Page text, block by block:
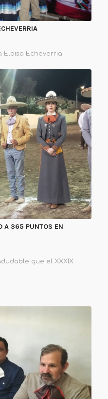
Eloisa Echeverria
A 365 PUNTOS EN
que el XXXIX